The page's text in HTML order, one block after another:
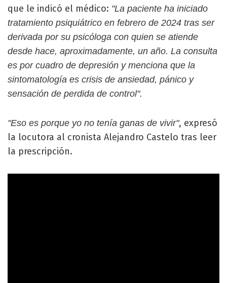
que le indicó el médico: "La paciente ha iniciado
tratamiento psiquiátrico en febrero de 2024 tras ser
derivada por su psicóloga con quien se atiende
desde hace, aproximadamente, un año. La consulta
es por cuadro de depresión y menciona que la
sintomatología es crisis de ansiedad, pánico y
sensación de perdida de control".
"Eso es porque yo no tenía ganas de vivir", expresó
la locutora al cronista Alejandro Castelo tras leer
la prescripción.